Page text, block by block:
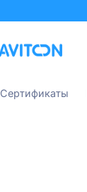
Сертификаты